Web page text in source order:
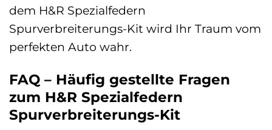
dem H&R Spezialfedern
Spurverbreiterungs-Kit wird Ihr Traum vom
perfekten Auto wahr.
FAQ – Häufig gestellte Fragen
zum H&R Spezialfedern
Spurverbreiterungs-Kit